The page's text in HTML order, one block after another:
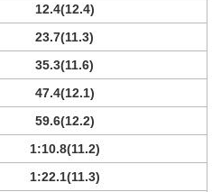
12.4(12.4)
23.7(11.3)
35.3(11.6)
47.4(12.1)
59.6(12.2)
1:10.8(11.2)
1:22.1(11.3)